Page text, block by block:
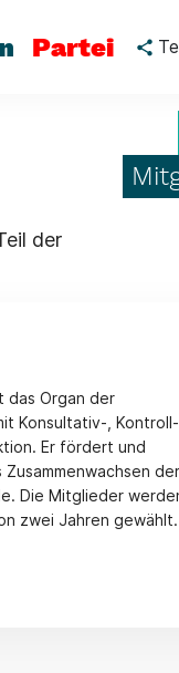
Partei
der
das Organ der
Konsultativ-, Kontroll-
Er fördert und
der
Die Mitglieder
zwei Jahren gewählt.